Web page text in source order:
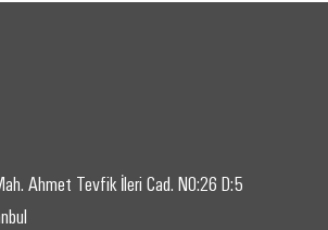
Ahmet Tevfik İleri Cad. NO:26 D:5